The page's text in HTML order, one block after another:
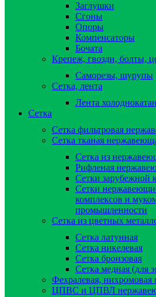
Заглушки
Сгоны
Опоры
Компенсаторы
Бочата
Крепеж, гвозди, болты,
Саморезы, шурупы
Сетка, лента
Лента
Сетка
Сетка фильтровая
Сетка тканая
Сетка из
Рифленая
Сетки зарубежной
Сетки
комплексов и
промышленности
Сетка из цветных
Сетка латунная
Сетка никелевая
Сетка бронзовая
Сетка медная (для
Фехралевая, нихромовая
ЦПВС и ЦПВЛ